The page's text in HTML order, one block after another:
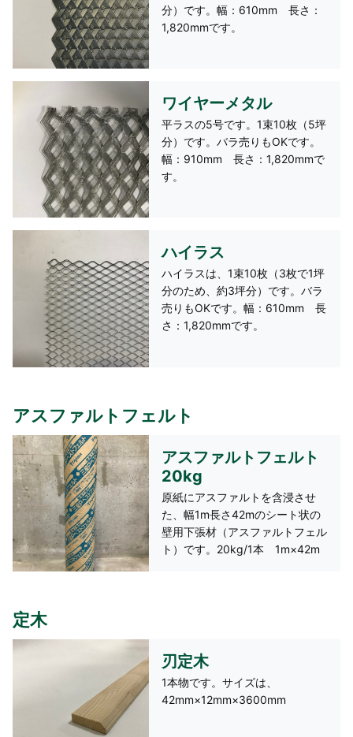
分）です。幅：610mm 長さ：
1,820mmです。
ワイヤーメタル
平ラスの5号です。1束10枚（5坪
分）です。バラ売りもOKです。
幅：910mm 長さ：1,820mmで
す。
ハイラス
ハイラスは、1束10枚（3枚で1坪
分のため、約3坪分）です。バラ
売りもOKです。幅：610mm 長
さ：1,820mmです。
アスファルトフェルト
アスファルトフェルト
20kg
原紙にアスファルトを含浸させ
た、幅1m長さ42mのシート状の
壁用下張材（アスファルトフェル
ト）です。20kg/1本 1m×42m
定木
刃定木
1本物です。サイズは、
42mm×12mm×3600mm